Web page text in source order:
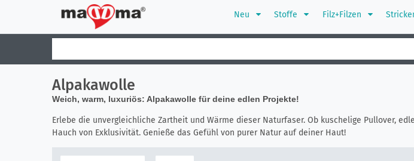
Neu Stoffe Filz+Filzen
Alpakawolle
Weich, warm, luxuriös: Alpakawolle für deine edlen Projekte!
Erlebe die unvergleichliche Zartheit und Wärme dieser Naturfaser. Ob kuschelige Pullover,
Hauch von Exklusivität. Genieße das Gefühl von purer Natur auf deiner Haut!